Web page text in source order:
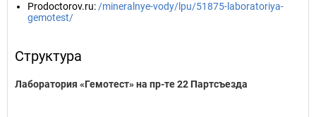
Prodoctorov.ru: /mineralnye-vody/lpu/51875-laboratoriya-
gemotest/
Структура
Лаборатория «Гемотест» на пр-те 22 Партсъезда